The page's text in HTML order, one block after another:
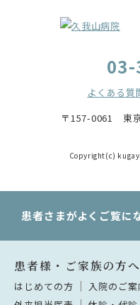
よくある質
〒157-0061 東
Copyright(c)
患者さまがよくご覧に
患者様・ご家族の方へ
はじめての方 入院のご案